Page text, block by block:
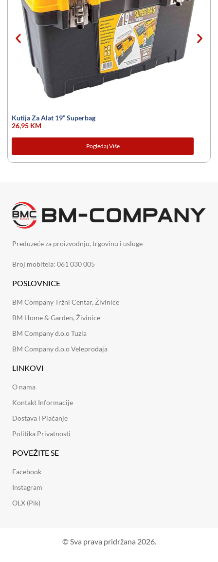
Kutija Za Alat 19” Superbag
26,95 KM
Pogledaj Više
Preduzeće za proizvodnju, trgovinu i usluge
Broj mobitela: 061 030 005
POSLOVNICE
BM Company Tržni Centar, Živinice
BM Home & Garden, Živinice
BM Company d.o.o Tuzla
BM Company d.o.o Veleprodaja
LINKOVI
O nama
Kontakt Informacije
Dostava i Plaćanje
Politika Privatnosti
POVEŽITE SE
Facebook
Instagram
OLX (Pik)
© Sva prava pridržana 2026.